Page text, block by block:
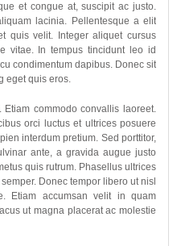
et congue at, suscipit ac justo.
lacinia. Pellentesque a elit
quis velit. Integer aliquet cursus
vitae. In tempus tincidunt leo id
condimentum dapibus. Donec sit
eget quis eros.
commodo convallis laoreet.
orci luctus et ultrices posuere
interdum pretium. Sed porttitor,
ante, a gravida augue justo
quis rutrum. Phasellus ultrices
Donec tempor libero ut nisl
Etiam accumsan velit in quam
ut magna placerat ac molestie